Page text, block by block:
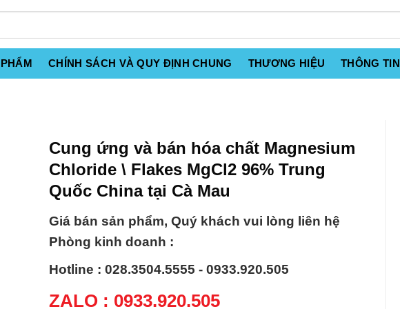
CHÍNH SÁCH VÀ QUY ĐỊNH CHUNG THƯƠNG HIỆU THÔNG TIN
Cung ứng và bán hóa chất Magnesium
Chloride \ Flakes MgCl2 96% Trung
Quốc China tại Cà Mau
Giá bán sản phẩm, Quý khách vui lòng liên hệ
Phòng kinh doanh :
Hotline : 028.3504.5555 - 0933.920.505
ZALO : 0933.920.505